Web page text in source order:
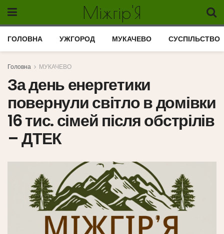
Міжгір'Я
ГОЛОВНА УЖГОРОД МУКАЧЕВО СУСПІЛЬСТВО
Головна МУКАЧЕВО
За день енергетики
повернули світло в домівки
16 тис. сімей після обстрілів
– ДТЕК